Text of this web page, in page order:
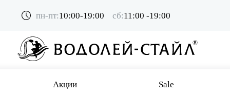
пн-пт:10:00-19:00 сб:11:00 -19:00
Акции Sale